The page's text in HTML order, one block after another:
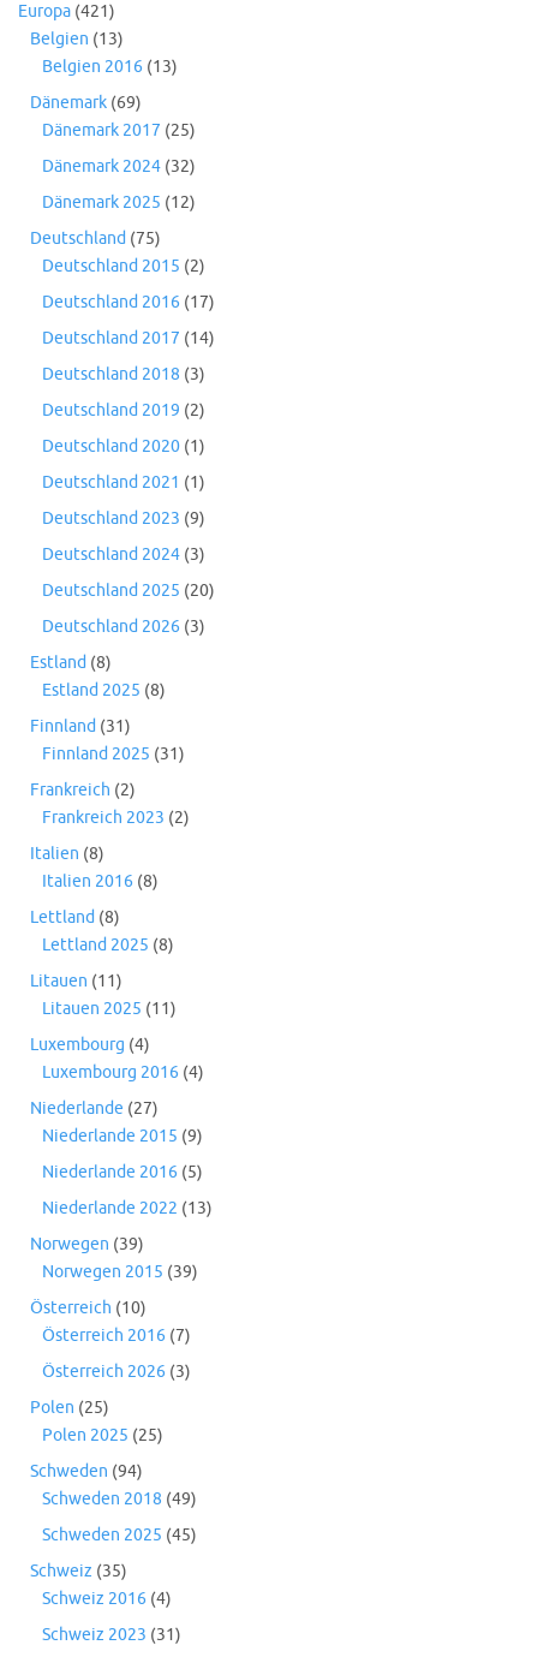
Europa (421)
Belgien (13)
Belgien 2016 (13)
Dänemark (69)
Dänemark 2017 (25)
Dänemark 2024 (32)
Dänemark 2025 (12)
Deutschland (75)
Deutschland 2015 (2)
Deutschland 2016 (17)
Deutschland 2017 (14)
Deutschland 2018 (3)
Deutschland 2019 (2)
Deutschland 2020 (1)
Deutschland 2021 (1)
Deutschland 2023 (9)
Deutschland 2024 (3)
Deutschland 2025 (20)
Deutschland 2026 (3)
Estland (8)
Estland 2025 (8)
Finnland (31)
Finnland 2025 (31)
Frankreich (2)
Frankreich 2023 (2)
Italien (8)
Italien 2016 (8)
Lettland (8)
Lettland 2025 (8)
Litauen (11)
Litauen 2025 (11)
Luxembourg (4)
Luxembourg 2016 (4)
Niederlande (27)
Niederlande 2015 (9)
Niederlande 2016 (5)
Niederlande 2022 (13)
Norwegen (39)
Norwegen 2015 (39)
Österreich (10)
Österreich 2016 (7)
Österreich 2026 (3)
Polen (25)
Polen 2025 (25)
Schweden (94)
Schweden 2018 (49)
Schweden 2025 (45)
Schweiz (35)
Schweiz 2016 (4)
Schweiz 2023 (31)